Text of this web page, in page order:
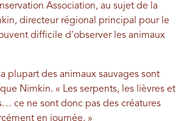
Association, au sujet de la
directeur régional principal pour le
difficile d'observer les animaux
plupart des animaux sauvages sont
Nimkin. « Les serpents, les lièvres et
ce ne sont donc pas des créatures
en journée. »